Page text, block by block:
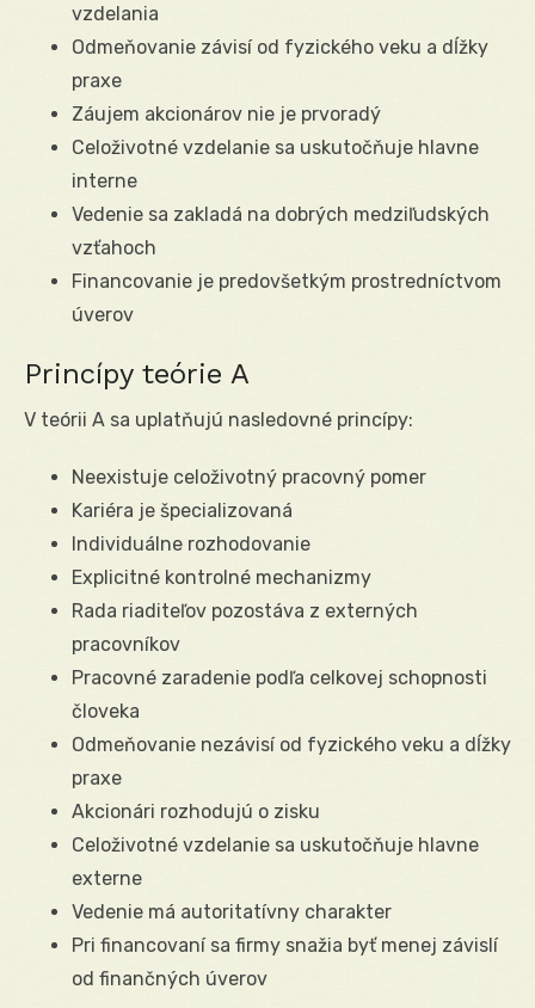
vzdelania
Odmeňovanie závisí od fyzického veku a dĺžky
praxe
Záujem akcionárov nie je prvoradý
Celoživotné vzdelanie sa uskutočňuje hlavne
interne
Vedenie sa zakladá na dobrých medziľudských
vzťahoch
Financovanie je predovšetkým prostredníctvom
úverov
Princípy teórie A
V teórii A sa uplatňujú nasledovné princípy:
Neexistuje celoživotný pracovný pomer
Kariéra je špecializovaná
Individuálne rozhodovanie
Explicitné kontrolné mechanizmy
Rada riaditeľov pozostáva z externých
pracovníkov
Pracovné zaradenie podľa celkovej schopnosti
človeka
Odmeňovanie nezávisí od fyzického veku a dĺžky
praxe
Akcionári rozhodujú o zisku
Celoživotné vzdelanie sa uskutočňuje hlavne
externe
Vedenie má autoritatívny charakter
Pri financovaní sa firmy snažia byť menej závislí
od finančných úverov